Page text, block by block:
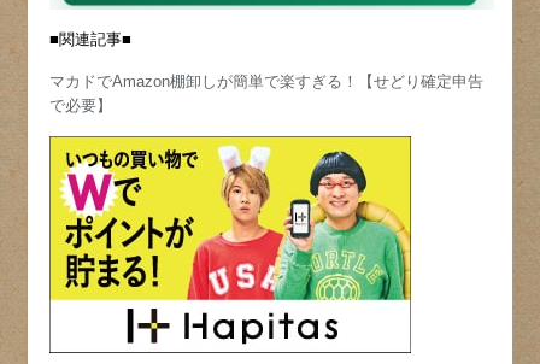
■関連記事■
マカドでAmazon棚卸しが簡単で楽すぎる！【せどり確定申告
で必要】